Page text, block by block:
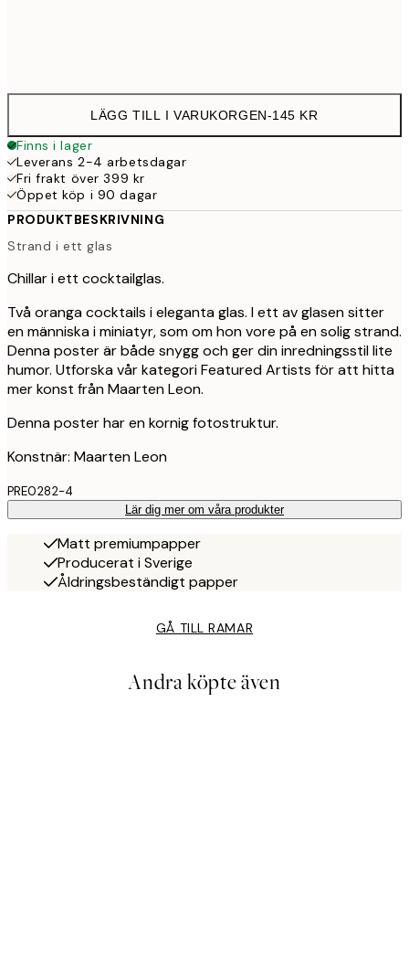
LÄGG TILL I VARUKORGEN-145 KR
Finns i lager
Leverans 2-4 arbetsdagar
Fri frakt över 399 kr
Öppet köp i 90 dagar
PRODUKTBESKRIVNING
Strand i ett glas
Chillar i ett cocktailglas.
Två oranga cocktails i eleganta glas. I ett av glasen sitter
en människa i miniatyr, som om hon vore på en solig strand.
Denna poster är både snygg och ger din inredningsstil lite
humor. Utforska vår kategori Featured Artists för att hitta
mer konst från Maarten Leon.
Denna poster har en kornig fotostruktur.
Konstnär: Maarten Leon
PRE0282-4
Lär dig mer om våra produkter
Matt premiumpapper
Producerat i Sverige
Åldringsbeständigt papper
GÅ TILL RAMAR
Andra köpte även